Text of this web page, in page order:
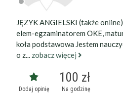
JĘZYK ANGIELSKI (także
elem-egzaminatorem OKE,
koła podstawowa Jestem
o z... zobacz więcej
Dodaj opinię
100 zł
Na godzinę